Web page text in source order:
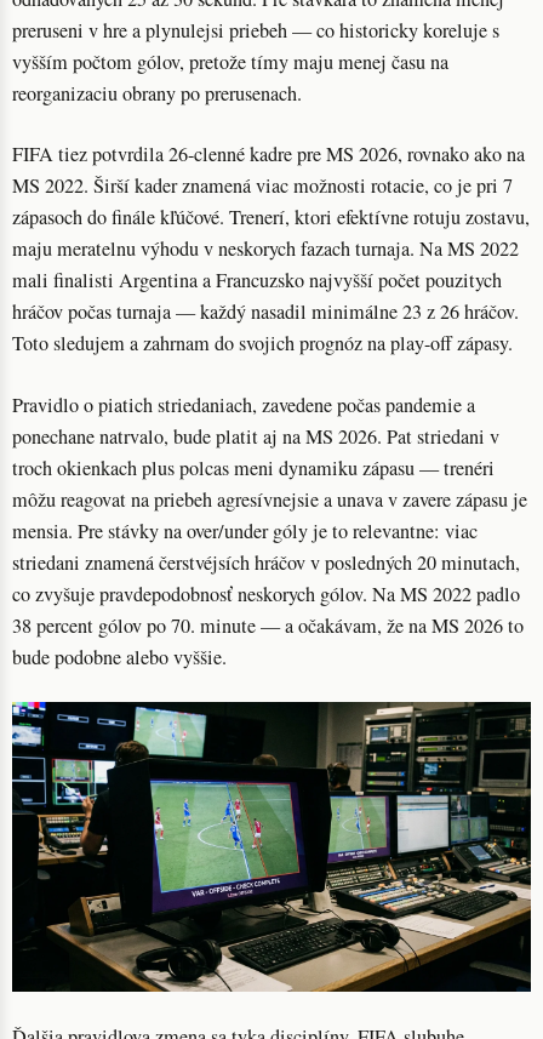
preruseni v hre a plynulejsi priebeh — co historicky koreluje s
vyšším počtom gólov, pretože tímy maju menej času na
reorganizaciu obrany po prerusenach.
FIFA tiez potvrdila 26-clenné kadre pre MS 2026, rovnako ako na
MS 2022. Širší kader znamená viac možnosti rotacie, co je pri 7
zápasoch do finále kľúčové. Trenerí, ktori efektívne rotuju zostavu,
maju meratelnu výhodu v neskorych fazach turnaja. Na MS 2022
mali finalisti Argentina a Francuzsko najvyšší počet pouzitych
hráčov počas turnaja — každý nasadil minimálne 23 z 26 hráčov.
Toto sledujem a zahrnam do svojich prognóz na play-off zápasy.
Pravidlo o piatich striedaniach, zavedene počas pandemie a
ponechane natrvalo, bude platit aj na MS 2026. Pat striedani v
troch okienkach plus polcas meni dynamiku zápasu — trenéri
môžu reagovat na priebeh agresívnejsie a unava v zavere zápasu je
mensia. Pre stávky na over/under góly je to relevantne: viac
striedani znamená čerstvéjsích hráčov v posledných 20 minutach,
co zvyšuje pravdepodobnosť neskorych gólov. Na MS 2022 padlo
38 percent gólov po 70. minute — a očakávam, že na MS 2026 to
bude podobne alebo vyššie.